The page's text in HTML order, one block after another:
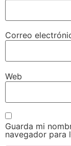
Correo
Web
Guarda mi
navegador para